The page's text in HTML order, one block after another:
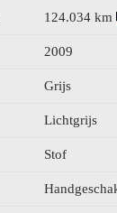
124.034 km
2009
Grijs
Lichtgrijs
Stof